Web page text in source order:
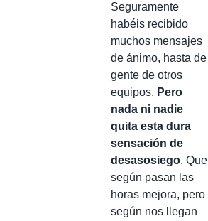
Seguramente
habéis recibido
muchos mensajes
de ánimo, hasta de
gente de otros
equipos. Pero
nada ni nadie
quita esta dura
sensación de
desasosiego. Que
según pasan las
horas mejora, pero
según nos llegan